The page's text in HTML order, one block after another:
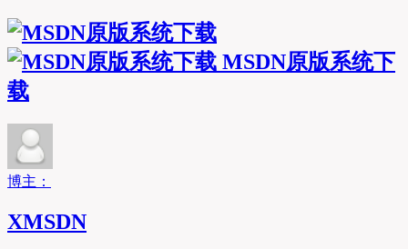
MSDN原版系统下
载
博主：
XMSDN